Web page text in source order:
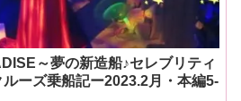
～夢の新造船♪セレブリティ
ーズ乗船記ー2023.2月・本編5-